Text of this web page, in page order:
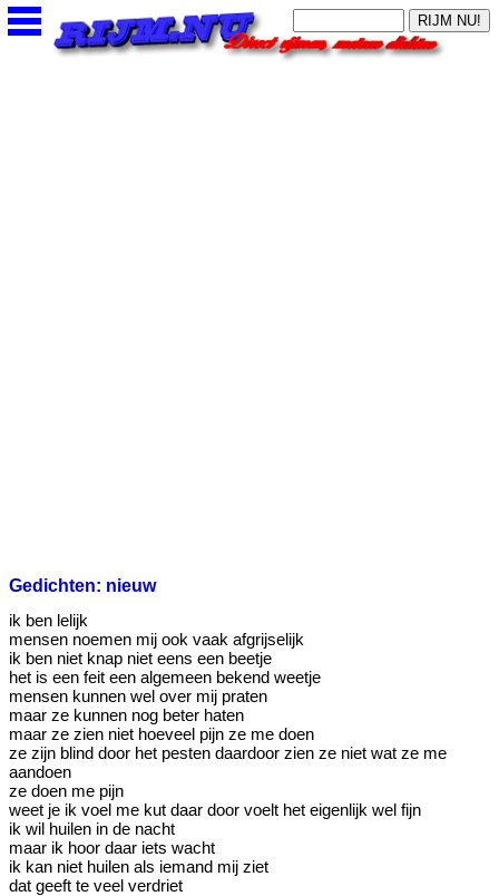
Gedichten: nieuw
ik ben lelijk
mensen noemen mij ook vaak afgrijselijk
ik ben niet knap niet eens een beetje
het is een feit een algemeen bekend weetje
mensen kunnen wel over mij praten
maar ze kunnen nog beter haten
maar ze zien niet hoeveel pijn ze me doen
ze zijn blind door het pesten daardoor zien ze niet wat ze me
aandoen
ze doen me pijn
weet je ik voel me kut daar door voelt het eigenlijk wel fijn
ik wil huilen in de nacht
maar ik hoor daar iets wacht
ik kan niet huilen als iemand mij ziet
dat geeft te veel verdriet